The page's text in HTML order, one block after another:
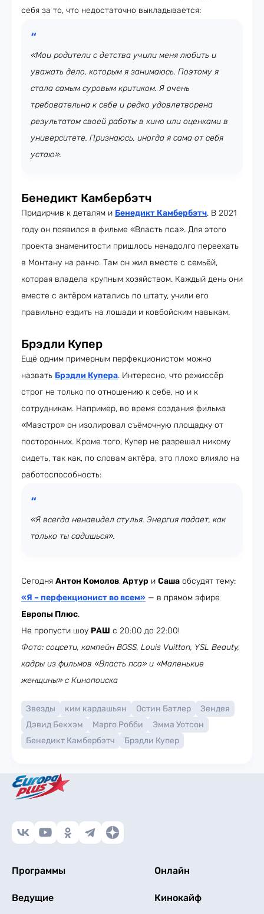
себя за то, что недостаточно выкладывается:
«Мои родители с детства учили меня любить и
уважать дело, которым я занимаюсь. Поэтому я
стала самым суровым критиком. Я очень
требовательна к себе и редко удовлетворена
результатом своей работы в кино или оценками в
университете. Признаюсь, иногда я сама от себя
устаю».
Бенедикт Камбербэтч
Придирчив к деталям и Бенедикт Камбербэтч. В 2021
году он появился в фильме «Власть пса». Для этого
проекта знаменитости пришлось ненадолго переехать
в Монтану на ранчо. Там он жил вместе с семьёй,
которая владела крупным хозяйством. Каждый день они
вместе с актёром катались по штату, учили его
правильно ездить на лошади и ковбойским навыкам.
Брэдли Купер
Ещё одним примерным перфекционистом можно
назвать Брэдли Купера. Интересно, что режиссёр
строг не только по отношению к себе, но и к
сотрудникам. Например, во время создания фильма
«Маэстро» он изолировал съёмочную площадку от
посторонних. Кроме того, Купер не разрешал никому
сидеть, так как, по словам актёра, это плохо влияло на
работоспособность:
«Я всегда ненавидел стулья. Энергия падает, как
только ты садишься».
Сегодня Антон Комолов,Артур и Саша обсудят тему:
«Я – перфекционист во всем» — в прямом эфире
Европы Плюс.
Не пропусти шоу РАШ с 20:00 до 22:00!
Фото: соцсети, кампейн BOSS, Louis Vuitton, YSL Beauty,
кадры из фильмов «Власть пса» и «Маленькие
женщины» с Кинопоиска
Звезды ким кардашьян Остин Батлер
Зендея
Дэвид Бекхэм
Марго Робби
Эмма Уотсон
Бенедикт Камбербэтч
Брэдли Купер
Программы Онлайн
Ведущие Кинокайф